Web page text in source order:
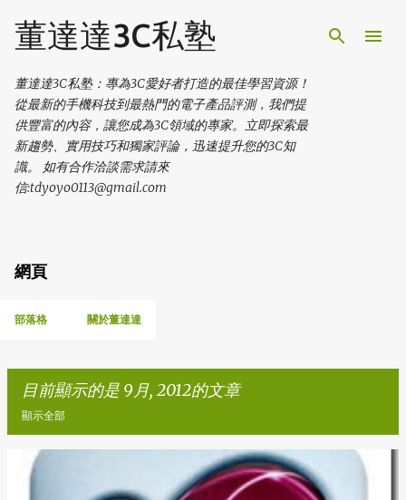
跳到主要內容
董達達3C私塾
董達達3C私塾：專為3C愛好者打造的最佳學習資源！
從最新的手機科技到最熱門的電子產品評測，我們提
供豐富的內容，讓您成為3C領域的專家。立即探索最
新趨勢、實用技巧和獨家評論，迅速提升您的3C知
識。 如有合作洽談需求請來
信:tdyoyo0113@gmail.com
網頁
部落格 關於董達達
目前顯示的是 9月, 2012的文章
顯示全部